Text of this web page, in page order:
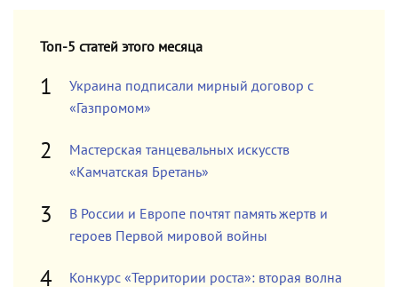
Топ-5 статей этого месяца
Украина подписали мирный договор с
«Газпромом»
Мастерская танцевальных искусств
«Камчатская Бретань»
В России и Европе почтят память жертв и
героев Первой мировой войны
Конкурс «Территории роста»: вторая волна